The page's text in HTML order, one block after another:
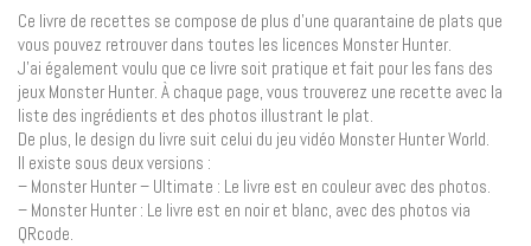
Ce livre de recettes se compose de plus d’une quarantaine de plats que
vous pouvez retrouver dans toutes les licences Monster Hunter.
J’ai également voulu que ce livre soit pratique et fait pour les fans des
jeux Monster Hunter. À chaque page, vous trouverez une recette avec la
liste des ingrédients et des photos illustrant le plat.
De plus, le design du livre suit celui du jeu vidéo Monster Hunter World.
Il existe sous deux versions :
– Monster Hunter – Ultimate : Le livre est en couleur avec des photos.
– Monster Hunter : Le livre est en noir et blanc, avec des photos via
QRcode.